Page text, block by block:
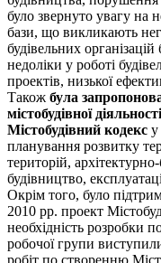
було звернуто увагу на
бази, що викликають
будівельних організацій
недоліки у роботі
проектів, низької
Також була
містобудівної
Містобудівний кодекс у
планування розвитку
територій,
будівництво,
Окрім того, було
2010 рр. проект
необхідність розробки
робочої групи
робіт по створенню